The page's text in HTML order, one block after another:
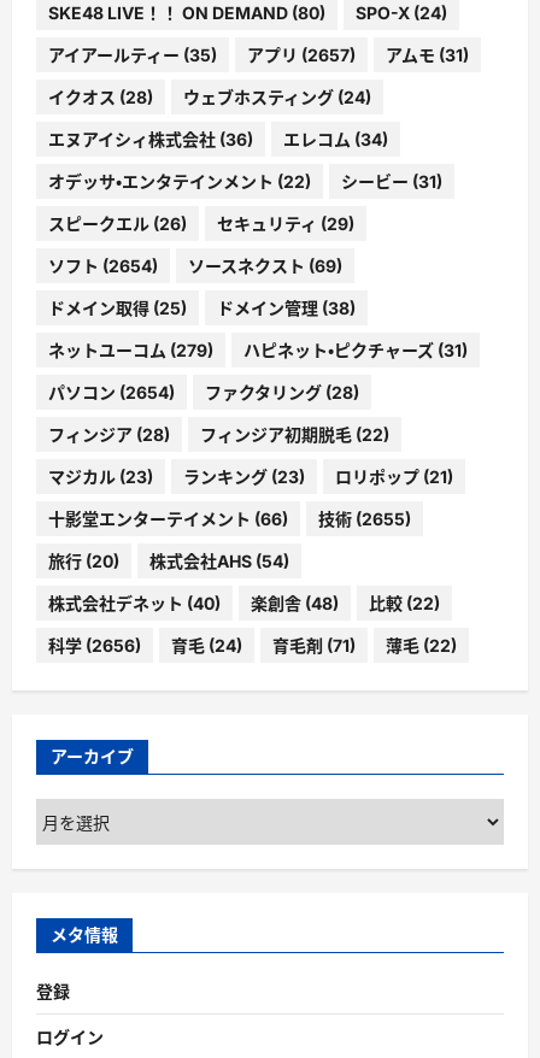
SKE48 LIVE！！ ON DEMAND (80) SPO-X (24)
アイアールティー (35) アプリ (2657) アムモ (31)
イクオス (28) ウェブホスティング (24)
エヌアイシィ株式会社 (36) エレコム (34)
オデッサ・エンタテインメント (22) シービー (31)
スピークエル (26) セキュリティ (29)
ソフト (2654) ソースネクスト (69)
ドメイン取得 (25) ドメイン管理 (38)
ネットユーコム (279) ハピネット・ピクチャーズ (31)
パソコン (2654) ファクタリング (28)
フィンジア (28) フィンジア初期脱毛 (22)
マジカル (23) ランキング (23) ロリポップ (21)
十影堂エンターテイメント (66) 技術 (2655)
旅行 (20) 株式会社AHS (54)
株式会社デネット (40) 楽創舎 (48) 比較 (22)
科学 (2656) 育毛 (24) 育毛剤 (71) 薄毛 (22)
アーカイブ
ア
ー
カ
ブ
メタ情報
登録
ログイン